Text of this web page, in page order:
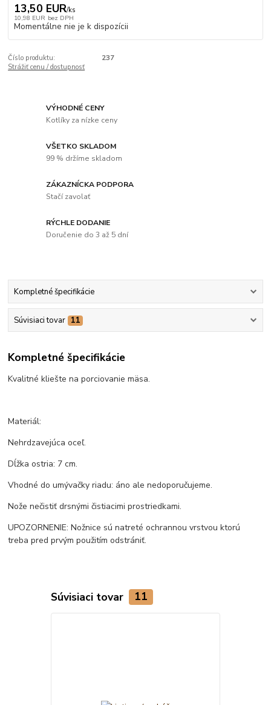
13,50 EUR/ks
10,98 EUR bez DPH
Momentálne nie je k dispozícii
Číslo produktu:
237
Strážiť cenu / dostupnosť
VÝHODNÉ CENY
Kotlíky za nízke ceny
VŠETKO SKLADOM
99 % držíme skladom
ZÁKAZNÍCKA PODPORA
Stačí zavolať
RÝCHLE DODANIE
Doručenie do 3 až 5 dní
Kompletné špecifikácie
Súvisiaci tovar 11
Kompletné špecifikácie
Kvalitné kliešte na porciovanie mäsa.
Materiál:
Nehrdzavejúca oceľ.
Dĺžka ostria: 7 cm.
Vhodné do umývačky riadu: áno ale nedoporučujeme.
Nože nečistiť drsnými čistiacimi prostriedkami.
UPOZORNENIE: Nožnice sú natreté ochrannou vrstvou ktorú
treba pred prvým použitím odstrániť.
Súvisiaci tovar 11